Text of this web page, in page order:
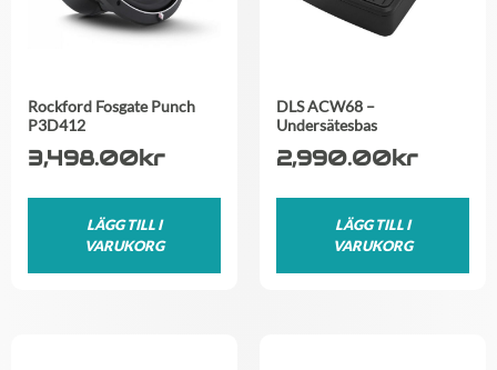
Rockford Fosgate Punch
P3D412
3,498.00kr
LÄGG TILL I
VARUKORG
DLS ACW68 –
Undersätesbas
2,990.00kr
LÄGG TILL I
VARUKORG